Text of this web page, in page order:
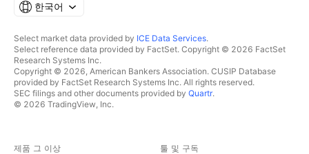
한국어
Select market data provided by ICE Data Services.
Select reference data provided by FactSet. Copyright © 2026 FactSet
Research Systems Inc.
Copyright © 2026, American Bankers Association. CUSIP Database
provided by FactSet Research Systems Inc. All rights reserved.
SEC filings and other documents provided by Quartr.
© 2026 TradingView, Inc.
제품 그 이상 툴 및 구독